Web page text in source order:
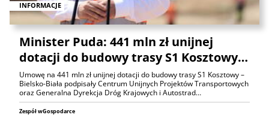
INFORMACJE
Minister Puda: 441 mln zł unijnej
dotacji do budowy trasy S1 Kosztowy…
Umowę na 441 mln zł unijnej dotacji do budowy trasy S1 Kosztowy –
Bielsko-Biała podpisały Centrum Unijnych Projektów Transportowych
oraz Generalna Dyrekcja Dróg Krajowych i Autostrad…
Zespół wGospodarce